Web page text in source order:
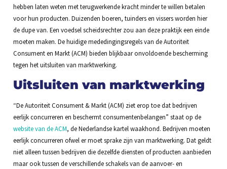
hebben laten weten met terugwerkende kracht minder te willen betalen
voor hun producten. Duizenden boeren, tuinders en vissers worden hier
de dupe van. Een voedsel scheidsrechter zou aan deze praktijk een einde
moeten maken. De huidige mededingingsregels van de Autoriteit
Consument en Markt (ACM) bieden blijkbaar onvoldoende bescherming
tegen het uitsluiten van marktwerking.
Uitsluiten van marktwerking
“De Autoriteit Consument & Markt (ACM) ziet erop toe dat bedrijven
eerlijk concurreren en beschermt consumentenbelangen” staat op de
website van de ACM, de Nederlandse kartel waakhond. Bedrijven moeten
eerlijk concurreren ofwel er moet sprake zijn van marktwerking. Dat geldt
niet alleen tussen bedrijven die dezelfde diensten of producten aanbieden
maar ook tussen de verschillende schakels van de aanvoer- en